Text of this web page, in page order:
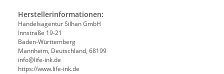
Herstellerinformationen:
Handelsagentur Silhan GmbH
Innstraße 19-21
Baden-Württemberg
Mannheim, Deutschland, 68199
info@life-ink.de
https://www.life-ink.de